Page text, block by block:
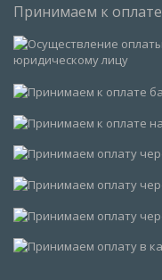
Принимаем к оплате